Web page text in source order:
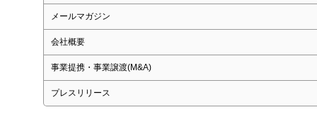
メールマガジン
会社概要
事業提携・事業譲渡(M&A)
プレスリリース